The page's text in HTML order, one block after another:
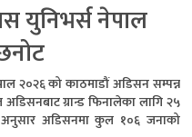
युनिभर्स नेपाल
२०२६ को काठमाडौं अडिसन सम्पन्न
ग्रान्ड फिनालेका लागि २५
अडिसनमा कुल १०६ जनाको